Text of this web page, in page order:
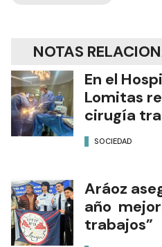
NOTAS
En el
Lomitas
cirugía
SOCIEDAD
Aráoz
año
trabajos”